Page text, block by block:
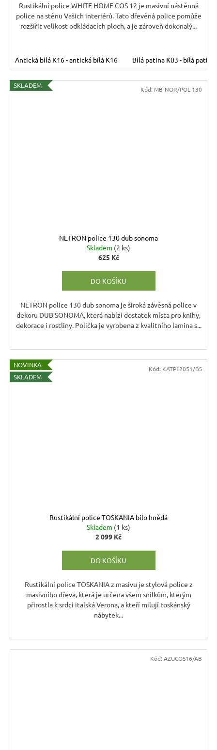
Rustikální police WHITE HOME COS 12 je masivní nástěnná
police na stěnu Vašich interiérů. Tato dřevěná police pomůže
rozšířit velikost odkládacích ploch, a je zároveň dokonalý...
Antická bílá K16 - antická bílá K16 Bílá patina K03 - bílá patina
SKLADEM
NETRON police 130 dub sonoma
Skladem (2 ks)
625 Kč
DO KOŠÍKU
NETRON police 130 dub sonoma je široká závěsná police v
dekoru DUB SONOMA, která nabízí dostatek místa pro knihy,
dekorace i rostliny. Polička je vyrobena z kvalitního lamina s...
Kód: MB-NOR/POL-130
NOVINKA
SKLADEM
Rustikální police TOSKANIA bílo hnědá
Skladem (1 ks)
2 099 Kč
DO KOŠÍKU
Rustikální police TOSKANIA z masivu je stylová police z
masivního dřeva, která je určena všem snílkům, kterým
přirostla k srdci italská Verona, a kteří milují toskánský
nábytek...
Kód: KATPL2051/BS
Kód: AZUCOS16/AB